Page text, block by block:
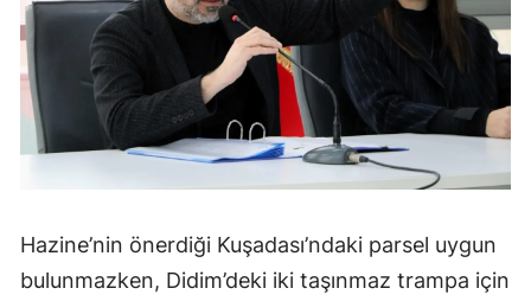
Hazine’nin önerdiği Kuşadası’ndaki parsel uygun
bulunmazken, Didim’deki iki taşınmaz trampa için